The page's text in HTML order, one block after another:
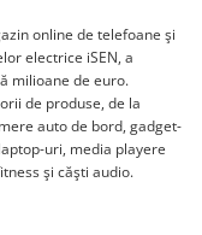
online de telefoane şi
electrice iSEN, a
milioane de euro.
de produse, de la
auto de bord, gadget-
uri, media playere
şi căşti audio.